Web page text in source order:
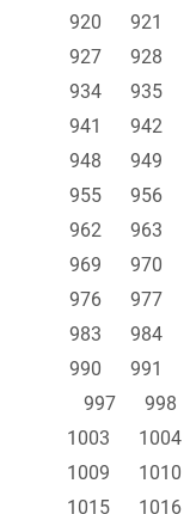
920
921
927
928
934
935
941
942
948
949
955
956
962
963
969
970
976
977
983
984
990
991
997
998
1003
1004
1009
1010
1015
1016